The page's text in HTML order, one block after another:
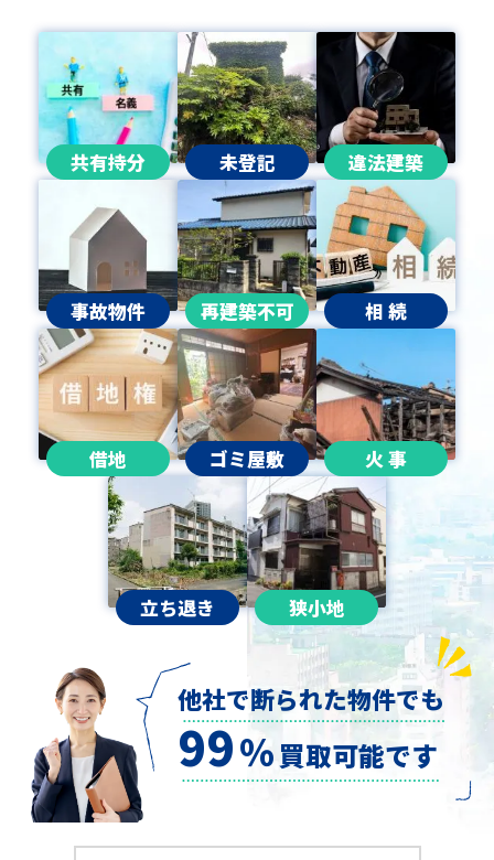
共有持分 未登記 違法建築
事故物件 再建築不可 相 続
借地 ゴミ屋敷 火 事
立ち退き 狭小地
他社で断られた物件でも
99％ 買取可能です